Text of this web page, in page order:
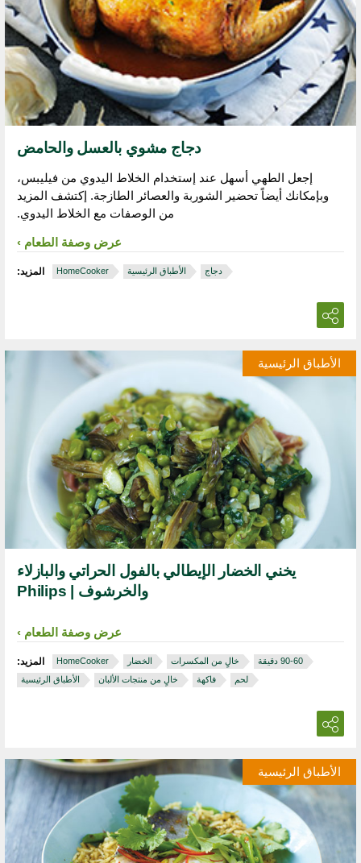
دجاج مشوي بالعسل والحامض
إجعل الطهي أسهل عند إستخدام الخلاط اليدوي من فيليبس،
وبإمكانك أيضاً تحضير الشوربة والعصائر الطازجة. إكتشف المزيد
من الوصفات مع الخلاط اليدوي.
عرض وصفة الطعام
المزيد: HomeCooker الأطباق الرئيسية دجاج
الأطباق الرئيسية
يخني الخضار الإيطالي بالفول الحراتي والبازلاء
والخرشوف | Philips
عرض وصفة الطعام
المزيد: HomeCooker الخضار خالٍ من المكسرات
الأطباق الرئيسية
خالٍ من منتجات الألبان فاكهة لحم
الأطباق الرئيسية